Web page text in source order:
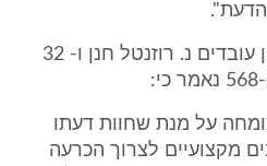
בע"א 558/96 חברת שיכון עובדים נ. רוזנטל חנן ו- 32
על מנת שחוות דעתו
מקצועיים לצרוך הכרעה